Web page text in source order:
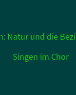
Natur und die
im Chor